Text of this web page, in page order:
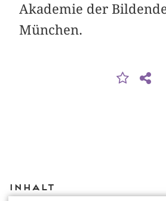
Akademie der
München.
Inhalt